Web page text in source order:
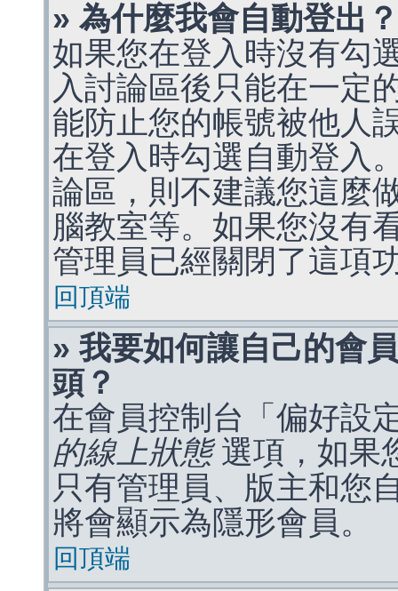
» 為什麼我會自動登出？
如果您在登入時沒有勾
入討論區後只能在一定
能防止您的帳號被他人
在登入時勾選自動登入
論區，則不建議您這麼
腦教室等。如果您沒有
管理員已經關閉了這項
回頂端
» 我要如何讓自己的會
頭？
在會員控制台「偏好設
的線上狀態選項，如果
只有管理員、版主和您
將會顯示為隱形會員。
回頂端